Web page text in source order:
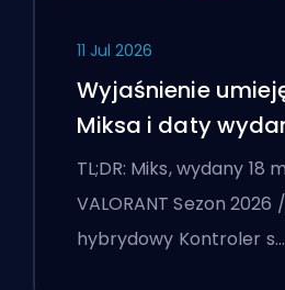
11 Jul 2026
Wyjaśnienie
Miksa i daty
VALORANT
TL;DR: Miks, wydany 18
VALORANT Sezon
hybrydowy Kontroler s…